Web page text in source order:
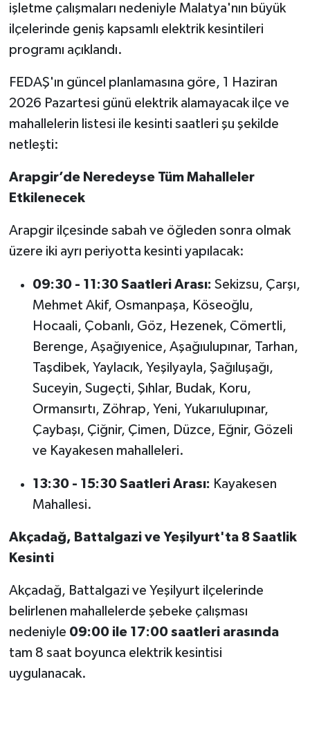
işletme çalışmaları nedeniyle Malatya'nın büyük
ilçelerinde geniş kapsamlı elektrik kesintileri
programı açıklandı.
FEDAŞ'ın güncel planlamasına göre, 1 Haziran
2026 Pazartesi günü elektrik alamayacak ilçe ve
mahallelerin listesi ile kesinti saatleri şu şekilde
netleşti:
Arapgir’de Neredeyse Tüm Mahalleler
Etkilenecek
Arapgir ilçesinde sabah ve öğleden sonra olmak
üzere iki ayrı periyotta kesinti yapılacak:
09:30 - 11:30 Saatleri Arası: Sekizsu, Çarşı,
Mehmet Akif, Osmanpaşa, Köseoğlu,
Hocaali, Çobanlı, Göz, Hezenek, Cömertli,
Berenge, Aşağıyenice, Aşağıulupınar, Tarhan,
Taşdibek, Yaylacık, Yeşilyayla, Şağıluşağı,
Suceyin, Sugeçti, Şıhlar, Budak, Koru,
Ormansırtı, Zöhrap, Yeni, Yukarıulupınar,
Çaybaşı, Çiğnir, Çimen, Düzce, Eğnir, Gözeli
ve Kayakesen mahalleleri.
13:30 - 15:30 Saatleri Arası: Kayakesen
Mahallesi.
Akçadağ, Battalgazi ve Yeşilyurt'ta 8 Saatlik
Kesinti
Akçadağ, Battalgazi ve Yeşilyurt ilçelerinde
belirlenen mahallelerde şebeke çalışması
nedeniyle 09:00 ile 17:00 saatleri arasında
tam 8 saat boyunca elektrik kesintisi
uygulanacak.